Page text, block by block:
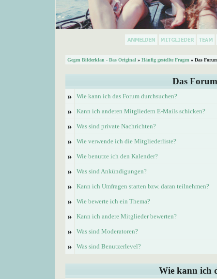
Gegen Bilderklau - Das Original » Häufig gestellte Fragen » Das
Das
»
Wie kann ich das Forum durchsuchen?
» Kann ich anderen Mitgliedern E-Mails schicken?
» Was sind private Nachrichten?
» Wie verwende ich die Mitgliederliste?
» Wie benutze ich den Kalender?
» Was sind Ankündigungen?
» Kann ich Umfragen starten bzw. daran teilnehmen?
» Wie bewerte ich ein Thema?
» Kann ich andere Mitglieder bewerten?
» Was sind Moderatoren?
» Was sind Benutzerlevel?
Wie kann ich